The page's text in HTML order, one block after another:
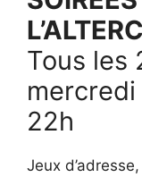
Tous les
mercredi
22h
Jeux